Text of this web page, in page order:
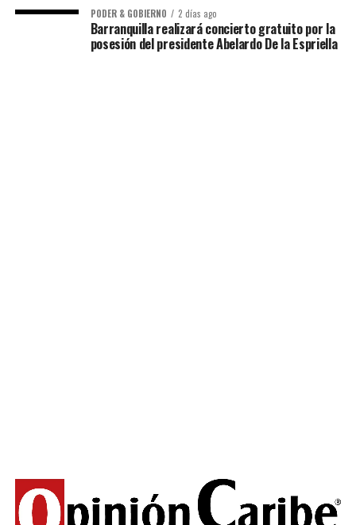
PODER & GOBIERNO 2 días ago
Barranquilla realizará concierto gratuito por la
posesión del presidente Abelardo De la Espriella